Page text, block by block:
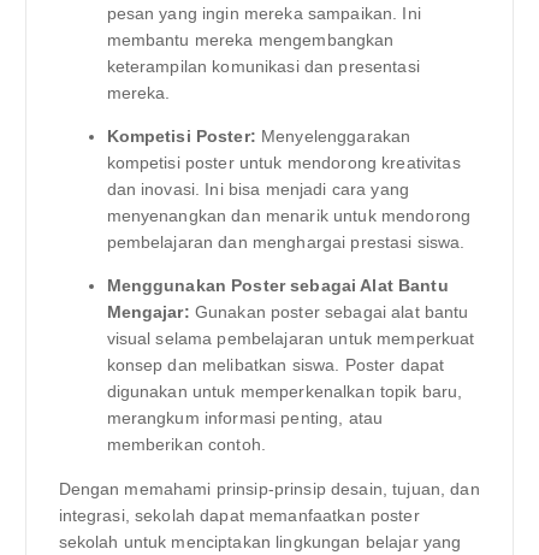
pesan yang ingin mereka sampaikan. Ini
membantu mereka mengembangkan
keterampilan komunikasi dan presentasi
mereka.
Kompetisi Poster: Menyelenggarakan
kompetisi poster untuk mendorong kreativitas
dan inovasi. Ini bisa menjadi cara yang
menyenangkan dan menarik untuk mendorong
pembelajaran dan menghargai prestasi siswa.
Menggunakan Poster sebagai Alat Bantu
Mengajar: Gunakan poster sebagai alat bantu
visual selama pembelajaran untuk memperkuat
konsep dan melibatkan siswa. Poster dapat
digunakan untuk memperkenalkan topik baru,
merangkum informasi penting, atau
memberikan contoh.
Dengan memahami prinsip-prinsip desain, tujuan, dan
integrasi, sekolah dapat memanfaatkan poster
sekolah untuk menciptakan lingkungan belajar yang